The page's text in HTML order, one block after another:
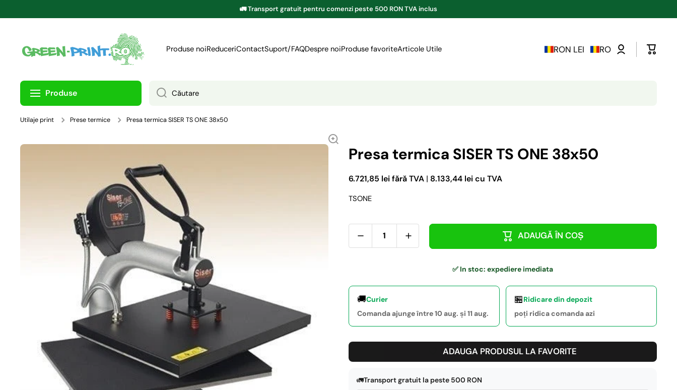
🚛 Transport gratuit pentru comenzi peste 500 RON TVA inclus
Produse noiReduceriContactSuport/FAQDespre noiProduse favoriteArticole Utile RON LEI RO
Produse Căutare
Utilaje print Prese termice Presa termica SISER TS ONE 38x50
Treci la informațiile despre produs Presa termica SISER TS ONE 38x50
6.721,85 lei fără TVA | 8.133,44 lei cu TVA
TSONE
ADAUGĂ ÎN COȘ
✅ In stoc: expediere imediata
🚚Curier
Comanda ajunge între 10 aug. și 11 aug.
🏪Ridicare din depozit
poți ridica comanda azi
ADAUGA PRODUSUL LA FAVORITE
🚛Transport gratuit la peste 500 RON